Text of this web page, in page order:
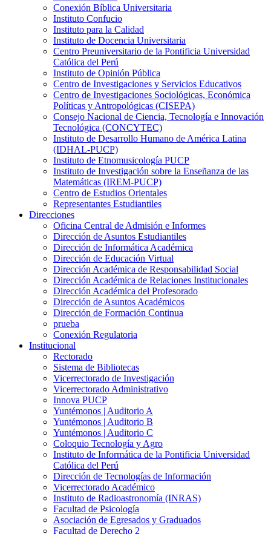
Conexión Bíblica Universitaria
Instituto Confucio
Instituto para la Calidad
Instituto de Docencia Universitaria
Centro Preuniversitario de la Pontificia Universidad
Católica del Perú
Instituto de Opinión Pública
Centro de Investigaciones y Servicios Educativos
Centro de Investigaciones Sociológicas, Económica
Políticas y Antropológicas (CISEPA)
Consejo Nacional de Ciencia, Tecnología e Innovación
Tecnológica (CONCYTEC)
Instituto de Desarrollo Humano de América Latina
(IDHAL-PUCP)
Instituto de Etnomusicología PUCP
Instituto de Investigación sobre la Enseñanza de las
Matemáticas (IREM-PUCP)
Centro de Estudios Orientales
Representantes Estudiantiles
Direcciones
Oficina Central de Admisión e Informes
Dirección de Asuntos Estudiantiles
Dirección de Informática Académica
Dirección de Educación Virtual
Dirección Académica de Responsabilidad Social
Dirección Académica de Relaciones Institucionales
Dirección Académica del Profesorado
Dirección de Asuntos Académicos
Dirección de Formación Continua
prueba
Conexión Regulatoria
Institucional
Rectorado
Sistema de Bibliotecas
Vicerrectorado de Investigación
Vicerrectorado Administrativo
Innova PUCP
Yuntémonos | Auditorio A
Yuntémonos | Auditorio B
Yuntémonos | Auditorio C
Coloquio Tecnología y Agro
Instituto de Informática de la Pontificia Universidad
Católica del Perú
Dirección de Tecnologías de Información
Vicerrectorado Académico
Instituto de Radioastronomía (INRAS)
Facultad de Psicología
Asociación de Egresados y Graduados
Facultad de Derecho 2